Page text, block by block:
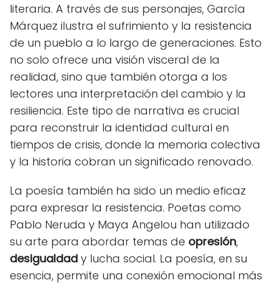
literaria. A través de sus personajes, García
Márquez ilustra el sufrimiento y la resistencia
de un pueblo a lo largo de generaciones. Esto
no solo ofrece una visión visceral de la
realidad, sino que también otorga a los
lectores una interpretación del cambio y la
resiliencia. Este tipo de narrativa es crucial
para reconstruir la identidad cultural en
tiempos de crisis, donde la memoria colectiva
y la historia cobran un significado renovado.
La poesía también ha sido un medio eficaz
para expresar la resistencia. Poetas como
Pablo Neruda y Maya Angelou han utilizado
su arte para abordar temas de opresión,
desigualdad y lucha social. La poesía, en su
esencia, permite una conexión emocional más